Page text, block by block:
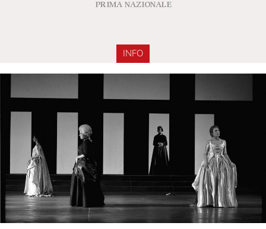
PRIMA NAZIONALE
INFO